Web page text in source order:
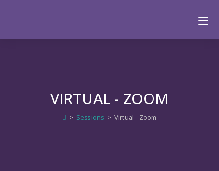
VIRTUAL - ZOOM
> Sessions > Virtual - Zoom